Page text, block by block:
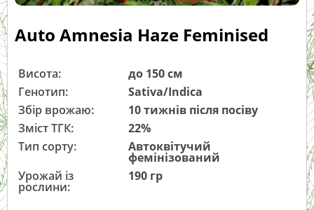
Auto Amnesia Haze Feminised
Висота:
до 150 см
Генотип:
Sativa/Indica
Збір врожаю:
10 тижнів після посіву
Зміст ТГК:
22%
Тип сорту:
Автоквітучий
фемінізований
Урожай із
рослини:
190 гр